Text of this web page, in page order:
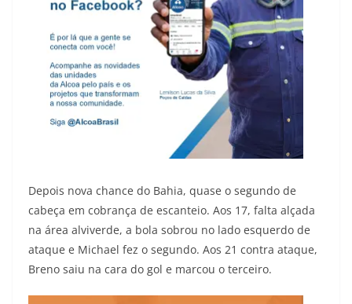
Depois nova chance do Bahia, quase o segundo de
cabeça em cobrança de escanteio. Aos 17, falta alçada
na área alviverde, a bola sobrou no lado esquerdo de
ataque e Michael fez o segundo. Aos 21 contra ataque,
Breno saiu na cara do gol e marcou o terceiro.